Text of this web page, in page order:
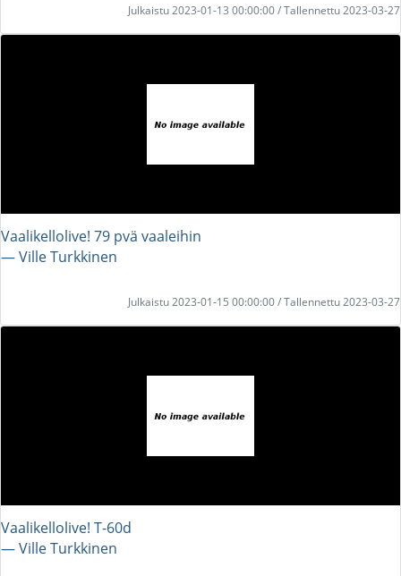
Julkaistu 2023-01-13 00:00:00 / Tallennettu 2023-03-27
Vaalikellolive! 79 pvä vaaleihin
― Ville Turkkinen
Julkaistu 2023-01-15 00:00:00 / Tallennettu 2023-03-27
Vaalikellolive! T-60d
― Ville Turkkinen